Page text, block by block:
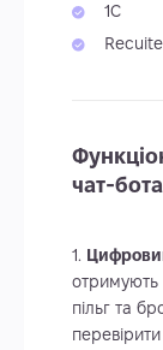
1C
Recuite
чат-бота
отримують
пільг та